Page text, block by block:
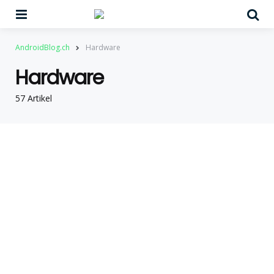
AndroidBlog.ch Hardware
57 Artikel
Hardware